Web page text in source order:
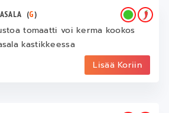
(G)
tomaatti voi kerma kookos
kastikkeessa
Lisää Koriin